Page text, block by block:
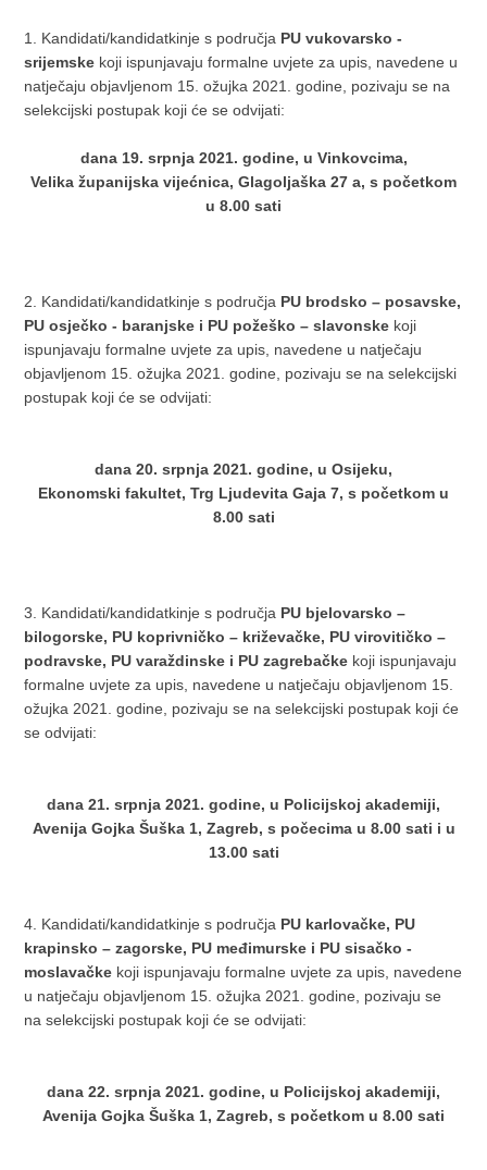
1. Kandidati/kandidatkinje s područja PU vukovarsko -
srijemske koji ispunjavaju formalne uvjete za upis, navedene u
natječaju objavljenom 15. ožujka 2021. godine, pozivaju se na
selekcijski postupak koji će se odvijati:
dana 19. srpnja 2021. godine, u Vinkovcima,
Velika županijska vijećnica, Glagoljaška 27 a, s početkom
u 8.00 sati
2. Kandidati/kandidatkinje s područja PU brodsko – posavske,
PU osječko - baranjske i PU požeško – slavonske koji
ispunjavaju formalne uvjete za upis, navedene u natječaju
objavljenom 15. ožujka 2021. godine, pozivaju se na selekcijski
postupak koji će se odvijati:
dana 20. srpnja 2021. godine, u Osijeku,
Ekonomski fakultet, Trg Ljudevita Gaja 7, s početkom u
8.00 sati
3. Kandidati/kandidatkinje s područja PU bjelovarsko –
bilogorske, PU koprivničko – križevačke, PU virovitičko –
podravske, PU varaždinske i PU zagrebačke koji ispunjavaju
formalne uvjete za upis, navedene u natječaju objavljenom 15.
ožujka 2021. godine, pozivaju se na selekcijski postupak koji će
se odvijati:
dana 21. srpnja 2021. godine, u Policijskoj akademiji,
Avenija Gojka Šuška 1, Zagreb, s počecima u 8.00 sati i u
13.00 sati
4. Kandidati/kandidatkinje s područja PU karlovačke, PU
krapinsko – zagorske, PU međimurske i PU sisačko -
moslavačke koji ispunjavaju formalne uvjete za upis, navedene
u natječaju objavljenom 15. ožujka 2021. godine, pozivaju se
na selekcijski postupak koji će se odvijati:
dana 22. srpnja 2021. godine, u Policijskoj akademiji,
Avenija Gojka Šuška 1, Zagreb, s početkom u 8.00 sati